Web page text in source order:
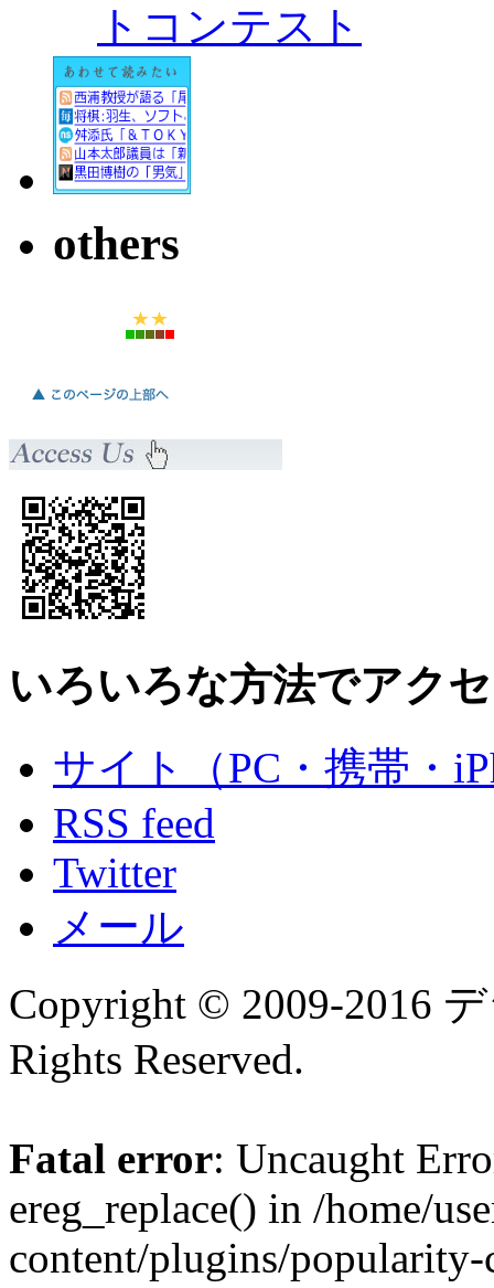
トコンテスト
others
いろいろな方法でアク
サイト（PC・携帯・
RSS feed
Twitter
メール
Copyright © 2009-2016
Rights Reserved.
Fatal error: Uncaught
ereg_replace() in /home/
content/plugins/